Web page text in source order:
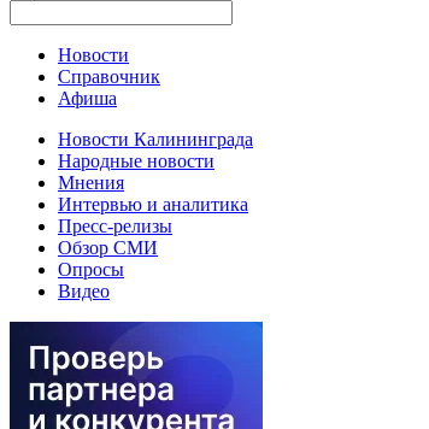
Новости
Справочник
Афиша
Новости Калининграда
Народные новости
Мнения
Интервью и аналитика
Пресс-релизы
Обзор СМИ
Опросы
Видео